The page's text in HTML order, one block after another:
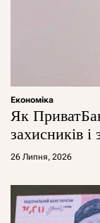
Економіка
Як
захисників
26 Липня, 2026